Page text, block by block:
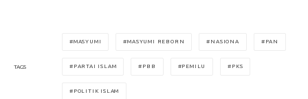
TAGS
MASYUMI MASYUMI REBORN NASIONA PAN
PARTAI ISLAM PBB PEMILU PKS
POLITIK ISLAM